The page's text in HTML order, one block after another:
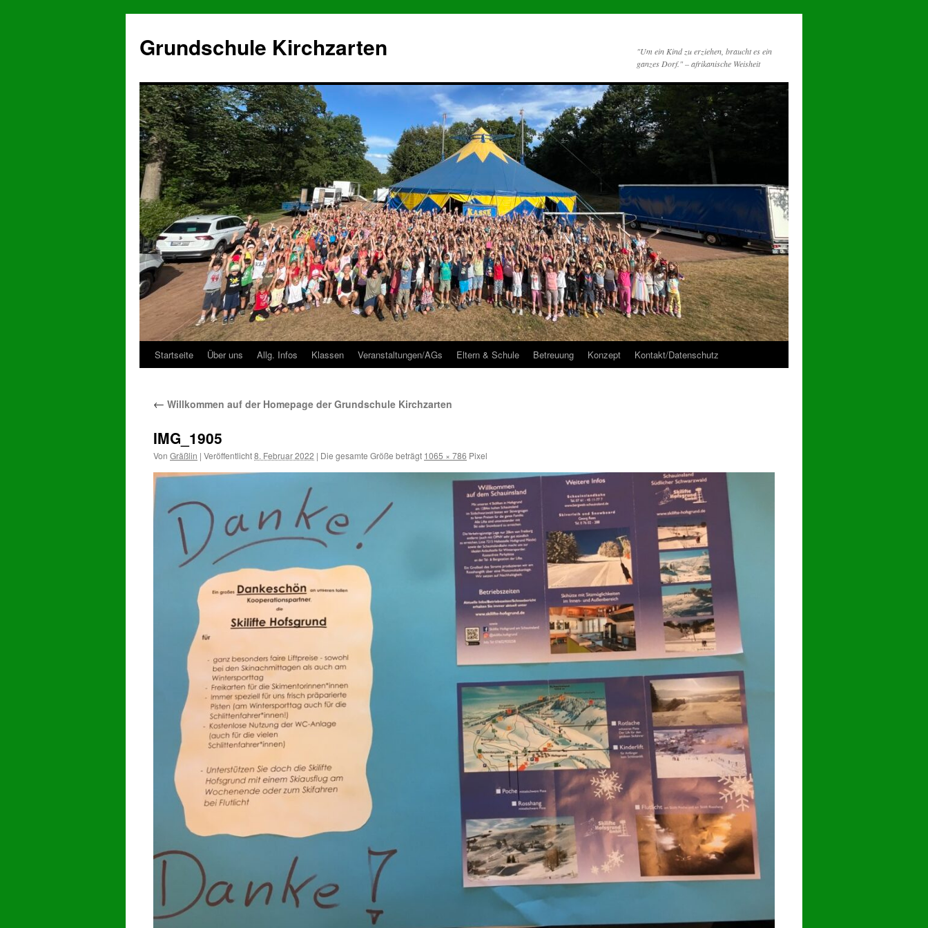
Grundschule Kirchzarten
"Um ein Kind zu erziehen, braucht es ein
ganzes Dorf." – afrikanische Weisheit
Zum
springen
Startseite Über uns Allg. Infos Klassen Veranstaltungen/AGs Eltern & Schule Betreuung Konzept Kontakt/Datenschutz
← Willkommen auf der Homepage der Grundschule Kirchzarten
IMG_1905
Von Gräßlin | Veröffentlicht8. Februar 2022 | Die gesamte Größe beträgt 1065 × 786 Pixel